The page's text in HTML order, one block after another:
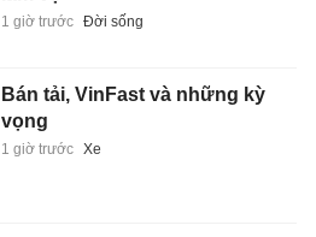
1 giờ trước Đời sống
Bán tải, VinFast và những kỳ
vọng
1 giờ trước Xe